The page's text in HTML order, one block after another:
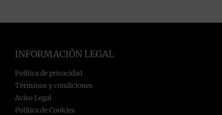
INFORMACIÓN LEGAL
Política de privacidad
Términos y condiciones
Aviso Legal
Política de Cookies